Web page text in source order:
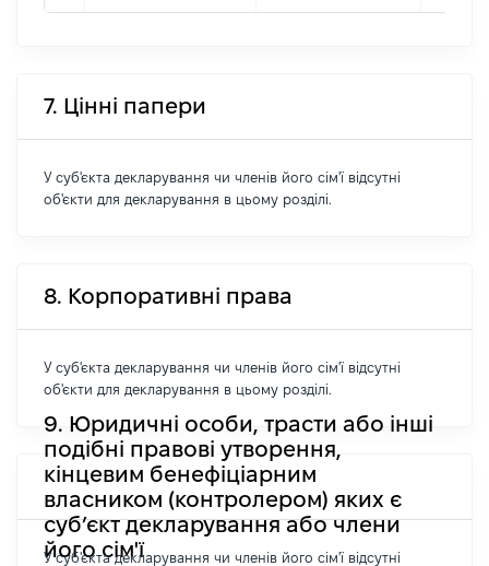
7. Цінні папери
У суб'єкта декларування чи членів його сім'ї відсутні
об'єкти для декларування в цьому розділі.
8. Корпоративні права
У суб'єкта декларування чи членів його сім'ї відсутні
об'єкти для декларування в цьому розділі.
9. Юридичні особи, трасти або інші
подібні правові утворення,
кінцевим бенефіціарним
власником (контролером) яких є
суб’єкт декларування або члени
його сім'ї
У суб'єкта декларування чи членів його сім'ї відсутні